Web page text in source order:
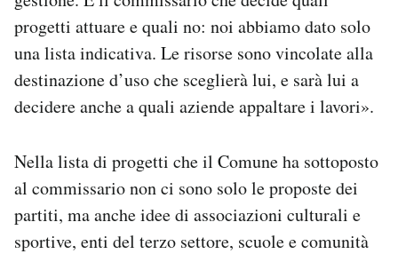
progetti attuare e quali no: noi abbiamo dato solo
una lista indicativa. Le risorse sono vincolate alla
destinazione d’uso che sceglierà lui, e sarà lui a
decidere anche a quali aziende appaltare i lavori».
Nella lista di progetti che il Comune ha sottoposto
al commissario non ci sono solo le proposte dei
partiti, ma anche idee di associazioni culturali e
sportive, enti del terzo settore, scuole e comunità